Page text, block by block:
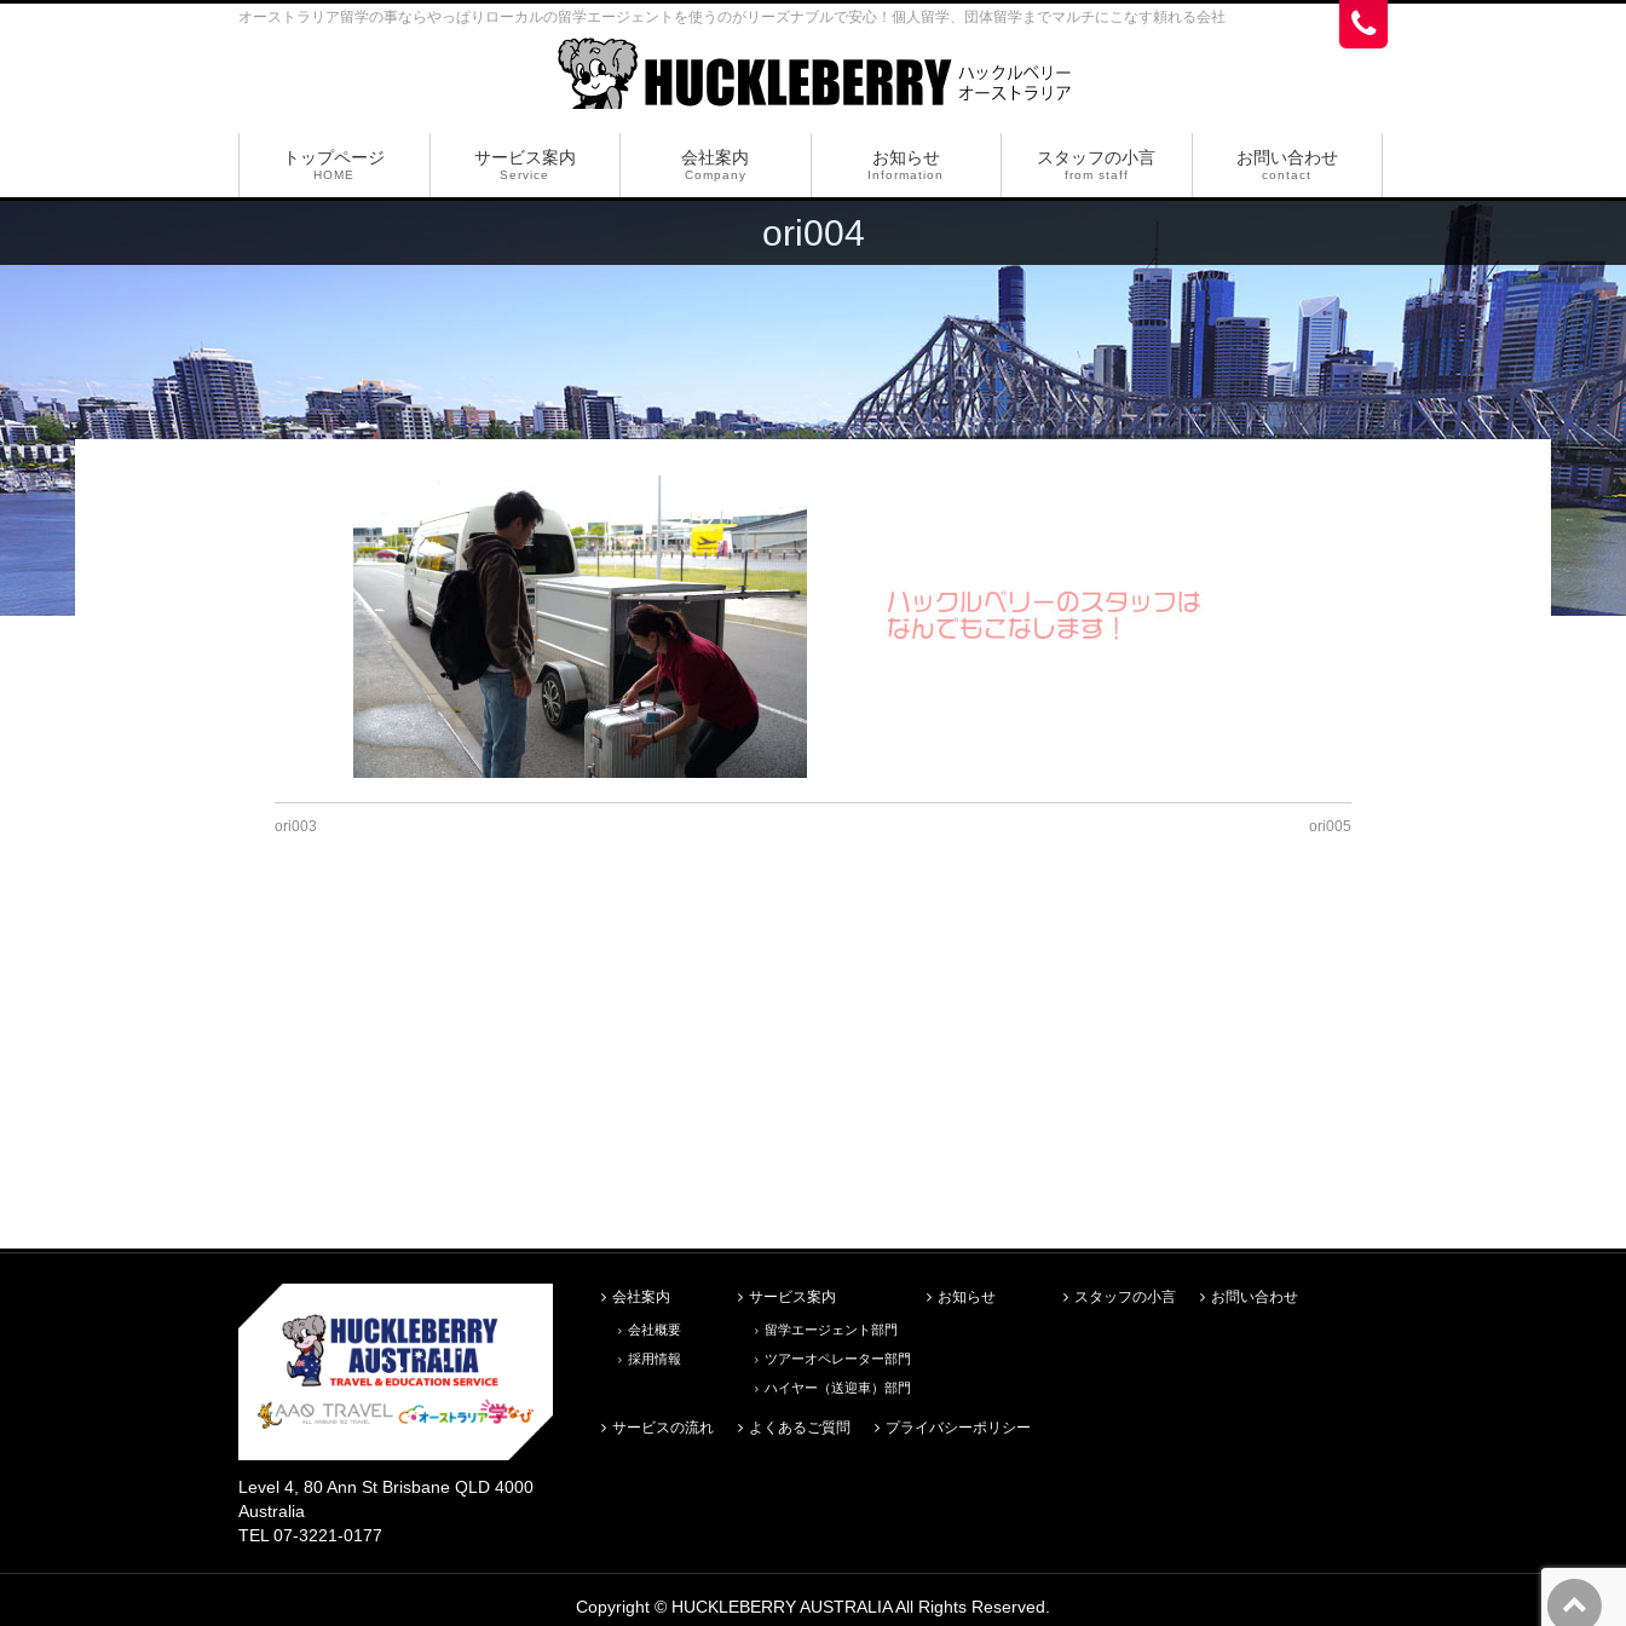
オーストラリア留学の事ならやっぱりローカルの留学エージェントを使うのがリーズナブルで安心！個人留学、団体留学までマルチにこなす頼れる会社
トップページ
HOME
サービス案内
Service
会社案内
Company
お知らせ
Information
スタッフの小言
from staff
お問い合わせ
contact
ori004
ori003 ori005
Level 4, 80 Ann St Brisbane QLD 4000
Australia
TEL 07-3221-0177
会社案内
会社概要
採用情報
サービス案内
留学エージェント部門
ツアーオペレーター部門
ハイヤー（送迎車）部門
お知らせ スタッフの小言 お問い合わせ
サービスの流れ よくあるご質問 プライバシーポリシー
Copyright © HUCKLEBERRY AUSTRALIAAll Rights Reserved.